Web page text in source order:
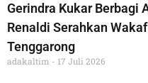
Gerindra Kukar Berbagi
Renaldi Serahkan
Tenggarong
adakaltim 17 Juli 2026